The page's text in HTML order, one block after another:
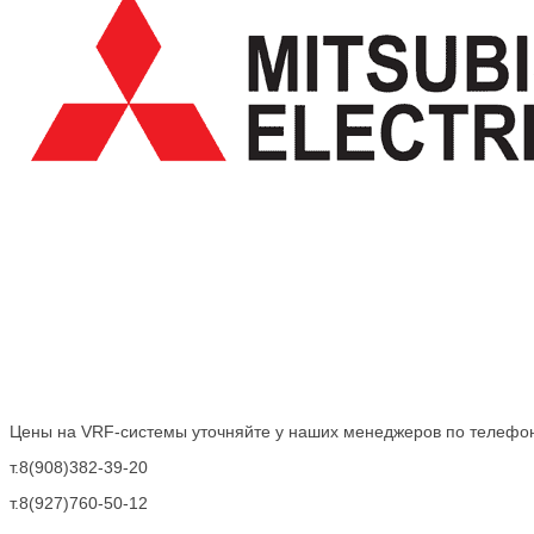
Цены на VRF-системы уточняйте у наших менеджеров по
т.8(908)382-39-20
т.8(927)760-50-12